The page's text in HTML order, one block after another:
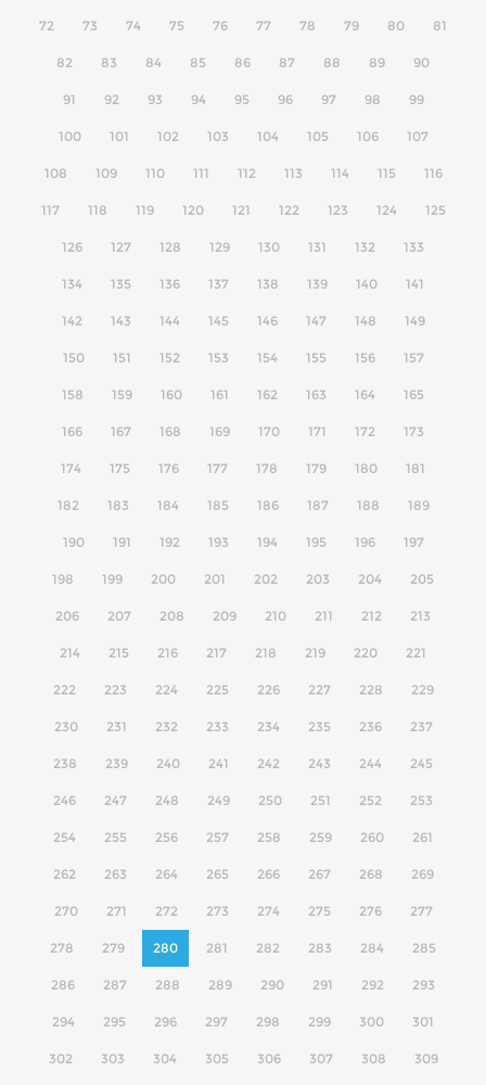
72 73 74 75 76 77 78 79 80 81
82 83 84 85 86 87 88 89 90
91 92 93 94 95 96 97 98 99
100 101 102 103 104 105 106 107
108 109 110 111 112 113 114 115 116
117 118 119 120 121 122 123 124 125
126 127 128 129 130 131 132 133
134 135 136 137 138 139 140 141
142 143 144 145 146 147 148 149
150 151 152 153 154 155 156 157
158 159 160 161 162 163 164 165
166 167 168 169 170 171 172 173
174 175 176 177 178 179 180 181
182 183 184 185 186 187 188 189
190 191 192 193 194 195 196 197
198 199 200 201 202 203 204 205
206 207 208 209 210 211 212 213
214 215 216 217 218 219 220 221
222 223 224 225 226 227 228 229
230 231 232 233 234 235 236 237
238 239 240 241 242 243 244 245
246 247 248 249 250 251 252 253
254 255 256 257 258 259 260 261
262 263 264 265 266 267 268 269
270 271 272 273 274 275 276 277
278 279 280 281 282 283 284 285
286 287 288 289 290 291 292 293
294 295 296 297 298 299 300 301
302 303 304 305 306 307 308 309